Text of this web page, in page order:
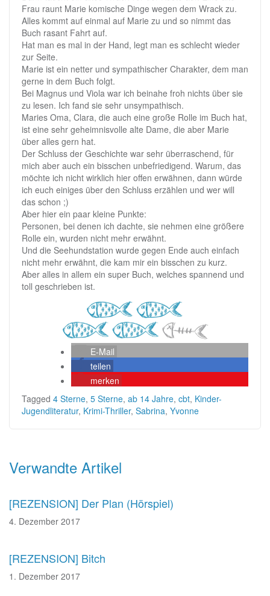
Frau raunt Marie komische Dinge wegen dem Wrack zu.
Alles kommt auf einmal auf Marie zu und so nimmt das
Buch rasant Fahrt auf.
Hat man es mal in der Hand, legt man es schlecht wieder
zur Seite.
Marie ist ein netter und sympathischer Charakter, dem man
gerne in dem Buch folgt.
Bei Magnus und Viola war ich beinahe froh nichts über sie
zu lesen. Ich fand sie sehr unsympathisch.
Maries Oma, Clara, die auch eine große Rolle im Buch hat,
ist eine sehr geheimnisvolle alte Dame, die aber Marie
über alles gern hat.
Der Schluss der Geschichte war sehr überraschend, für
mich aber auch ein bisschen unbefriedigend. Warum, das
möchte ich nicht wirklich hier offen erwähnen, dann würde
ich euch einiges über den Schluss erzählen und wer will
das schon ;)
Aber hier ein paar kleine Punkte:
Personen, bei denen ich dachte, sie nehmen eine größere
Rolle ein, wurden nicht mehr erwähnt.
Und die Seehundstation wurde gegen Ende auch einfach
nicht mehr erwähnt, die kam mir ein bisschen zu kurz.
Aber alles in allem ein super Buch, welches spannend und
toll geschrieben ist.
E-Mail
teilen
merken
Tagged 4 Sterne, 5 Sterne, ab 14 Jahre, cbt, Kinder-
Jugendliteratur, Krimi-Thriller, Sabrina, Yvonne
Verwandte Artikel
[REZENSION] Der Plan (Hörspiel)
4. Dezember 2017
[REZENSION] Bitch
1. Dezember 2017
Beitragsnavigation